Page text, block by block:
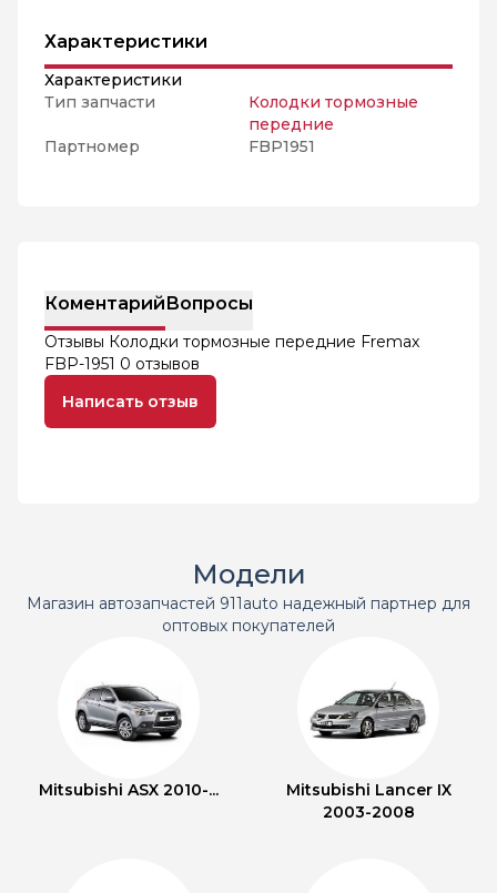
Характеристики
Характеристики
Тип запчасти
Колодки тормозные
передние
Партномер
FBP1951
КоментарийВопросы
Отзывы Колодки тормозные передние Fremax
FBP-1951 0 отзывов
Написать отзыв
Модели
Магазин автозапчастей 911auto надежный партнер для
оптовых покупателей
Mitsubishi ASX 2010-...
Mitsubishi Lancer IX
2003-2008